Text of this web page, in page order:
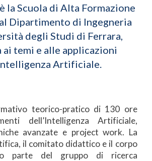
la Scuola di Alta Formazione
Dipartimento di Ingegneria
degli Studi di Ferrara,
ai temi e alle applicazioni
Artificiale.
teorico-pratico di 130 ore
dell’Intelligenza Artificiale,
avanzate e project work. La
il comitato didattico e il corpo
parte del gruppo di ricerca